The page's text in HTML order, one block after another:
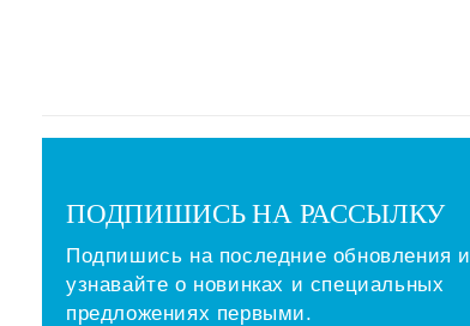
ПОДПИШИСЬ НА РАССЫЛКУ
Подпишись на последние обновления и
узнавайте о новинках и специальных
предложениях первыми.